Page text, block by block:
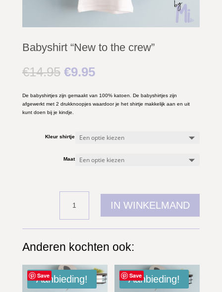
Babyshirt “New to the crew”
€14.95 Oorspronkelijke
prijs
€14.95.
€9.95Huidige
prijs
€9.95.
De babyshirtjes zijn gemaakt van 100% katoen. De babyshirtjes zijn
afgewerkt met 2 drukknoopjes waardoor je het shirtje makkelijk aan en uit
kunt doen bij je kindje.
Kleur shirtje
Maat
the
crew"
IN WINKELMAND
Anderen kochten ook:
Save
Aanbieding! Save
Aanbieding!